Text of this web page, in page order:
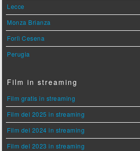
Lecce
Monza Brianza
Forlì Cesena
Perugia
Film in streaming
Film gratis in streaming
Film del 2025 in streaming
Film del 2024 in streaming
Film del 2023 in streaming